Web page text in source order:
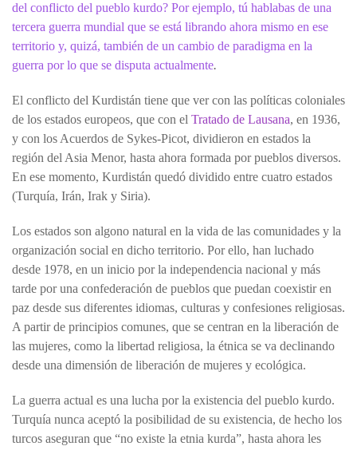
del conflicto del pueblo kurdo? Por ejemplo, tú hablabas de una
tercera guerra mundial que se está librando ahora mismo en ese
territorio y, quizá, también de un cambio de paradigma en la
guerra por lo que se disputa actualmente.
El conflicto del Kurdistán tiene que ver con las políticas coloniales
de los estados europeos, que con el Tratado de Lausana, en 1936,
y con los Acuerdos de Sykes-Picot, dividieron en estados la
región del Asia Menor, hasta ahora formada por pueblos diversos.
En ese momento, Kurdistán quedó dividido entre cuatro estados
(Turquía, Irán, Irak y Siria).
Los estados son algono natural en la vida de las comunidades y la
organización social en dicho territorio. Por ello, han luchado
desde 1978, en un inicio por la independencia nacional y más
tarde por una confederación de pueblos que puedan coexistir en
paz desde sus diferentes idiomas, culturas y confesiones religiosas.
A partir de principios comunes, que se centran en la liberación de
las mujeres, como la libertad religiosa, la étnica se va declinando
desde una dimensión de liberación de mujeres y ecológica.
La guerra actual es una lucha por la existencia del pueblo kurdo.
Turquía nunca aceptó la posibilidad de su existencia, de hecho los
turcos aseguran que “no existe la etnia kurda”, hasta ahora les